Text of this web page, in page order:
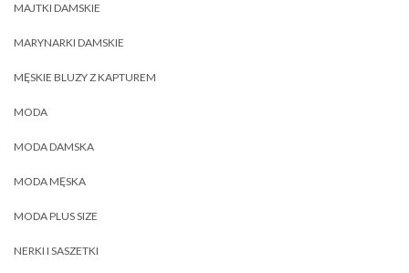
MAJTKI DAMSKIE
MARYNARKI DAMSKIE
MĘSKIE BLUZY Z KAPTUREM
MODA
MODA DAMSKA
MODA MĘSKA
MODA PLUS SIZE
NERKI I SASZETKI